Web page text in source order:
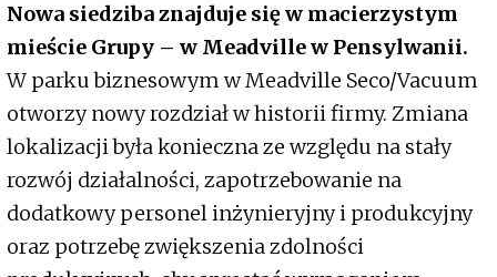
Nowa siedziba znajduje się w macierzystym
mieście Grupy – w Meadville w Pensylwanii.
W parku biznesowym w Meadville Seco/Vacuum
otworzy nowy rozdział w historii firmy. Zmiana
lokalizacji była konieczna ze względu na stały
rozwój działalności, zapotrzebowanie na
dodatkowy personel inżynieryjny i produkcyjny
oraz potrzebę zwiększenia zdolności